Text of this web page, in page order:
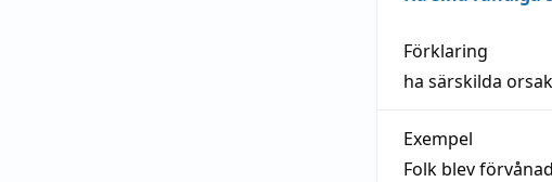
Förklaring
ha särskilda
Exempel
Folk blev